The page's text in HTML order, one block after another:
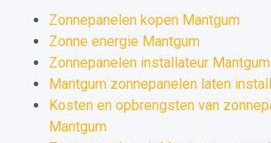
Zonnepanelen kopen Mantgum
Zonne energie Mantgum
Zonnepanelen installateur Mantgum
Mantgum zonnepanelen laten
Kosten en opbrengsten van
Mantgum